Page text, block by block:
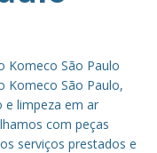
Komeco São Paulo
Komeco São Paulo,
limpeza em ar
com peças
serviços prestados e